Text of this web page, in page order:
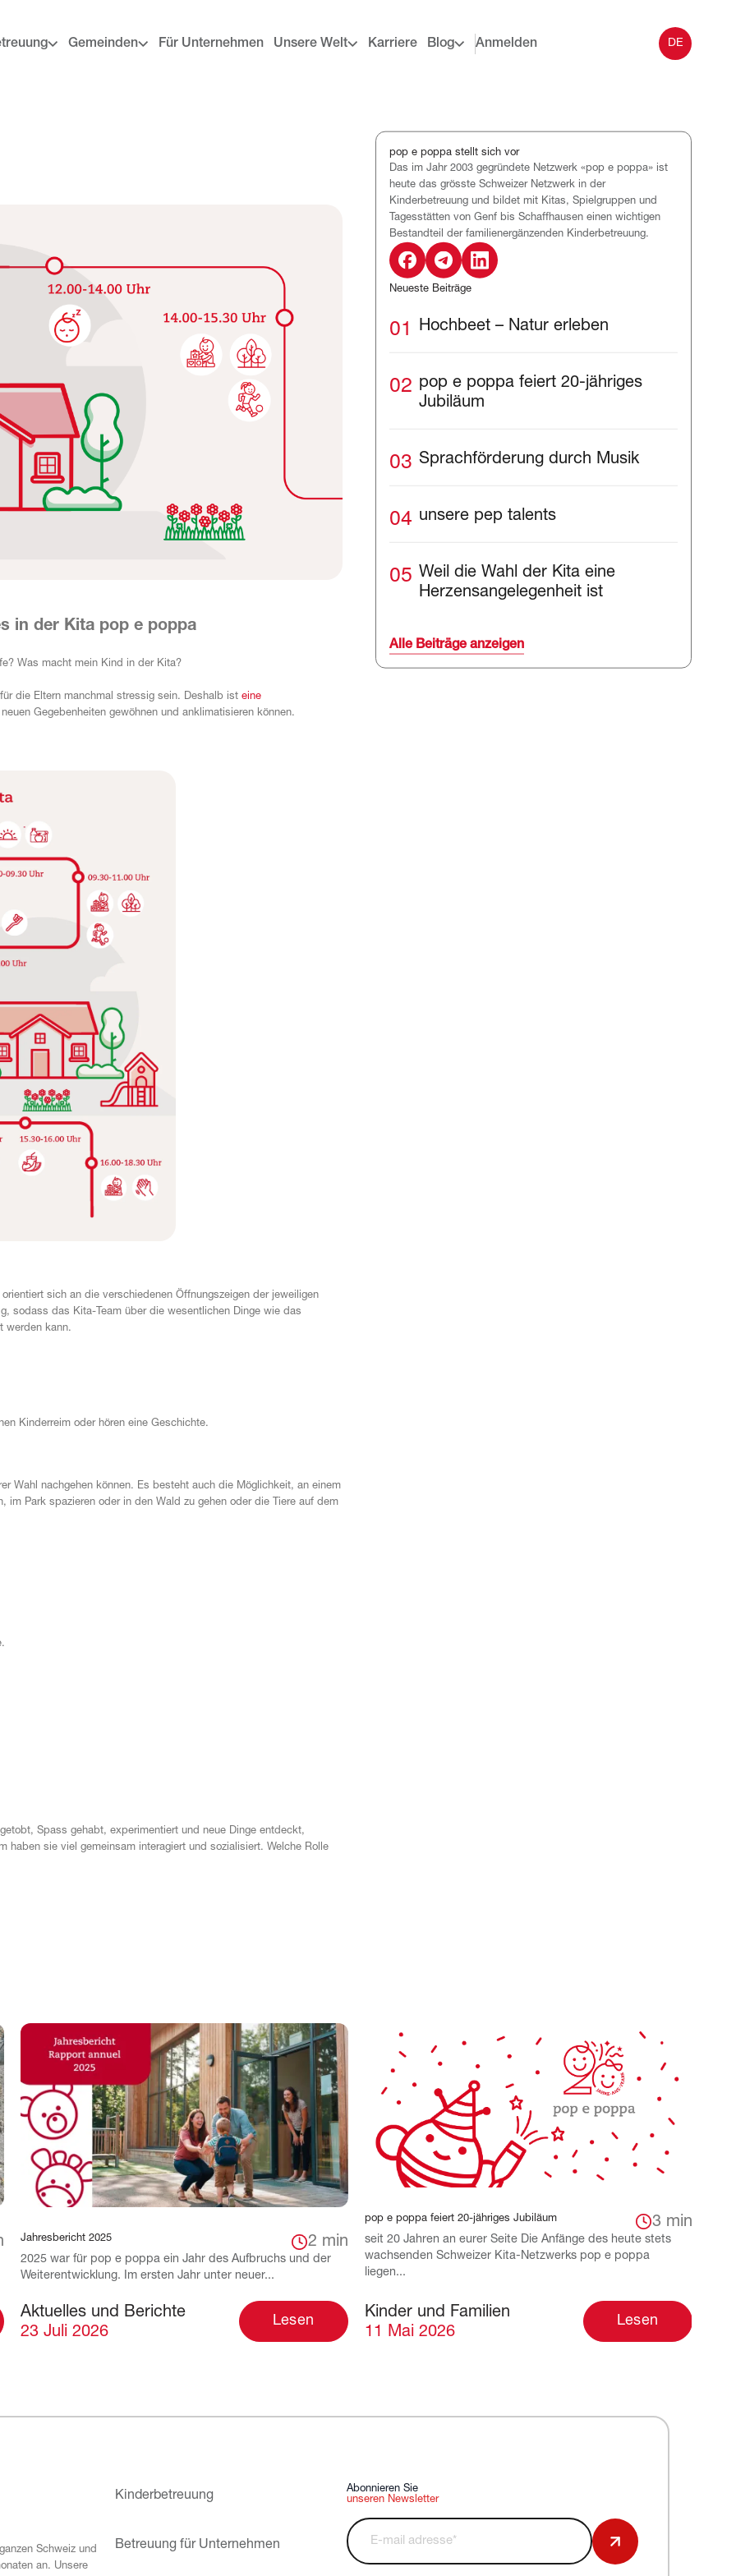
Gemeinden Für Unternehmen Unsere Welt Karriere Blog Anmelden DE
in der Kita pop e poppa
Was macht mein Kind in der Kita?
die Eltern manchmal stressig sein. Deshalb ist eine
Gegebenheiten gewöhnen und anklimatisieren können.
sich an die verschiedenen Öffnungszeigen der jeweiligen
sodass das Kita-Team über die wesentlichen Dinge wie das
werden kann.
Kinderreim oder hören eine Geschichte.
Wahl nachgehen können. Es besteht auch die Möglichkeit, an einem
im Park spazieren oder in den Wald zu gehen oder die Tiere auf dem
Spass gehabt, experimentiert und neue Dinge entdeckt,
sie viel gemeinsam interagiert und sozialisiert. Welche Rolle
pop e poppa stellt sich vor
Das im Jahr 2003 gegründete Netzwerk «pop e poppa» ist
heute das grösste Schweizer Netzwerk in der
Kinderbetreuung und bildet mit Kitas, Spielgruppen und
Tagesstätten von Genf bis Schaffhausen einen wichtigen
Bestandteil der familienergänzenden Kinderbetreuung.
Neueste Beiträge
01 Hochbeet – Natur erleben
02 pop e poppa feiert 20-jähriges
Jubiläum
03 Sprachförderung durch Musik
04 unsere pep talents
05 Weil die Wahl der Kita eine
Herzensangelegenheit ist
Alle Beiträge anzeigen
Jahresbericht 2025 2 min
2025 war für pop e poppa ein Jahr des Aufbruchs und der
Weiterentwicklung. Im ersten Jahr unter neuer...
Aktuelles und Berichte
23 Juli 2026
Lesen
pop e poppa feiert 20-jähriges Jubiläum 3 min
seit 20 Jahren an eurer Seite Die Anfänge des heute stets
wachsenden Schweizer Kita-Netzwerks pop e poppa
liegen...
Kinder und Familien
11 Mai 2026
Lesen
Schweiz und
an. Unsere
Kinderbetreuung
Betreuung für Unternehmen
Abonnieren Sie
unseren Newsletter